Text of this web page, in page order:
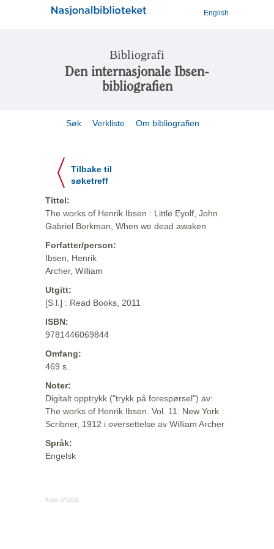
English
Bibliografi
Den internasjonale Ibsen-
bibliografien
Søk Verkliste Om bibliografien
Tilbake til
søketreff
Tittel:
The works of Henrik Ibsen : Little Eyolf, John
Gabriel Borkman, When we dead awaken
Forfatter/person:
Ibsen, Henrik
Archer, William
Utgitt:
[S.l.] : Read Books, 2011
ISBN:
9781446069844
Omfang:
469 s.
Noter:
Digitalt opptrykk ("trykk på forespørsel") av:
The works of Henrik Ibsen. Vol. 11. New York :
Scribner, 1912 i oversettelse av William Archer
Språk:
Engelsk
Kilde: MODS